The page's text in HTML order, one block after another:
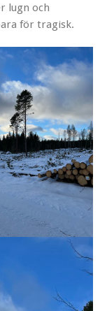
lugn och
för tragisk.